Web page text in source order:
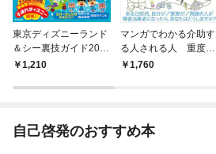
東京ディズニーランド
＆シー裏技ガイド202
6-271,210
マンガでわかる介助す
る人される人 重度訪
問介護の24時間365日
1,760
自己啓発のおすすめ本